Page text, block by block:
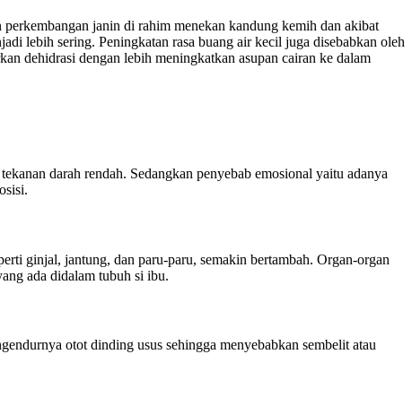
janin di rahim menekan kandung kemih dan akibat
lebih sering. Peningkatan rasa buang air kecil juga disebabkan oleh
dehidrasi dengan lebih meningkatkan asupan cairan ke dalam
darah rendah. Sedangkan penyebab emosional yaitu adanya
ginjal, jantung, dan paru-paru, semakin bertambah. Organ-organ
ada didalam tubuh si ibu.
otot dinding usus sehingga menyebabkan sembelit atau